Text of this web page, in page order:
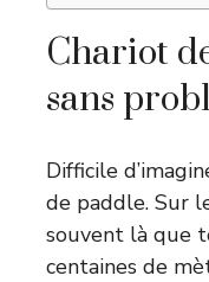
Chariot
sans
Difficile
de paddle. Sur
souvent là que
centaines de